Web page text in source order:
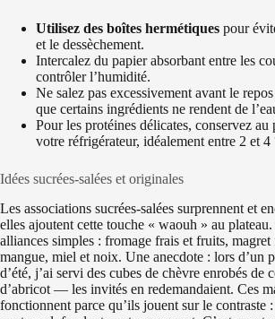
Utilisez des boîtes hermétiques pour
et le dessèchement.
Intercalez du papier absorbant entre les
contrôler l’humidité.
Ne salez pas excessivement avant le
que certains ingrédients ne rendent de
Pour les protéines délicates, conservez au
votre réfrigérateur, idéalement entre 2 et 4
Idées sucrées-salées et originales
Les associations sucrées-salées surprennent et
elles ajoutent cette touche « waouh » au plateau.
alliances simples : fromage frais et fruits, magret
mangue, miel et noix. Une anecdote : lors d’un
d’été, j’ai servi des cubes de chèvre enrobés de
d’abricot — les invités en redemandaient. Ces
fonctionnent parce qu’ils jouent sur le contraste